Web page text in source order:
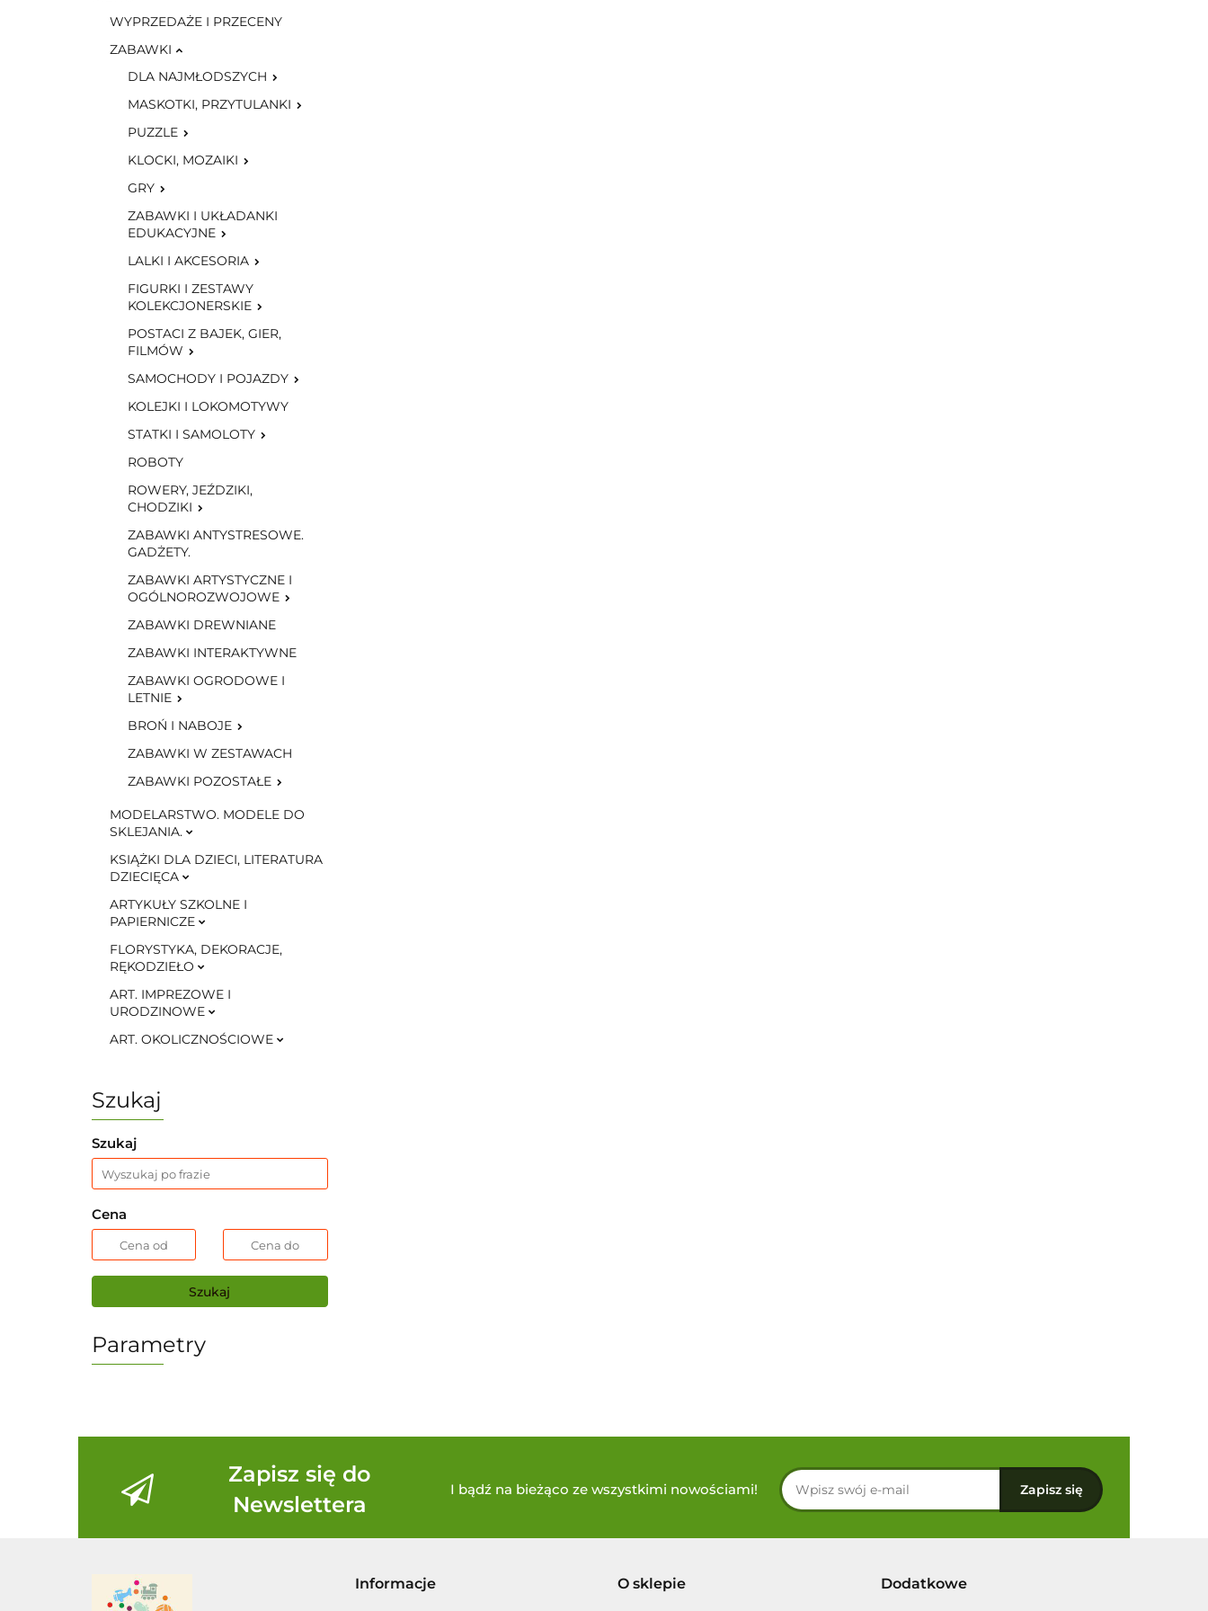
WYPRZEDAŻE I PRZECENY
ZABAWKI
DLA NAJMŁODSZYCH
MASKOTKI, PRZYTULANKI
PUZZLE
KLOCKI, MOZAIKI
GRY
ZABAWKI I UKŁADANKI
EDUKACYJNE
LALKI I AKCESORIA
FIGURKI I ZESTAWY
KOLEKCJONERSKIE
POSTACI Z BAJEK, GIER,
FILMÓW
SAMOCHODY I POJAZDY
KOLEJKI I LOKOMOTYWY
STATKI I SAMOLOTY
ROBOTY
ROWERY, JEŹDZIKI,
CHODZIKI
ZABAWKI ANTYSTRESOWE.
GADŻETY.
ZABAWKI ARTYSTYCZNE I
OGÓLNOROZWOJOWE
ZABAWKI DREWNIANE
ZABAWKI INTERAKTYWNE
ZABAWKI OGRODOWE I
LETNIE
BROŃ I NABOJE
ZABAWKI W ZESTAWACH
ZABAWKI POZOSTAŁE
MODELARSTWO. MODELE DO
SKLEJANIA.
KSIĄŻKI DLA DZIECI, LITERATURA
DZIECIĘCA
ARTYKUŁY SZKOLNE I
PAPIERNICZE
FLORYSTYKA, DEKORACJE,
RĘKODZIEŁO
ART. IMPREZOWE I
URODZINOWE
ART. OKOLICZNOŚCIOWE
Szukaj
Szukaj
Cena
Szukaj
Parametry
Zapisz się do
Newslettera
I bądź na bieżąco ze wszystkimi nowościami!
Informacje O sklepie Dodatkowe